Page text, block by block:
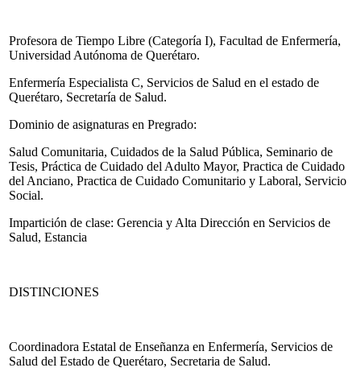
Profesora de Tiempo Libre (Categoría I), Facultad de Enfermería,
Universidad Autónoma de Querétaro.
Enfermería Especialista C, Servicios de Salud en el estado de
Querétaro, Secretaría de Salud.
Dominio de asignaturas en Pregrado:
Salud Comunitaria, Cuidados de la Salud Pública, Seminario de
Tesis, Práctica de Cuidado del Adulto Mayor, Practica de Cuidado
del Anciano, Practica de Cuidado Comunitario y Laboral, Servicio
Social.
Impartición de clase: Gerencia y Alta Dirección en Servicios de
Salud, Estancia
DISTINCIONES
Coordinadora Estatal de Enseñanza en Enfermería, Servicios de
Salud del Estado de Querétaro, Secretaria de Salud.